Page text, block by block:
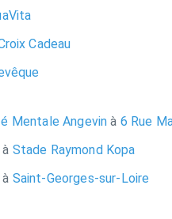
Cadeau
Mentale Angevinà 6 Rue
à Stade Raymond Kopa
à Saint-Georges-sur-Loire